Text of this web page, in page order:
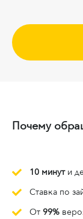
Почему
10 минути
Ставка по
От 99%